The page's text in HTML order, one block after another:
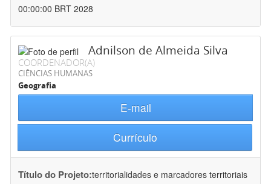
00:00:00 BRT 2028
Adnilson de Almeida Silva
COORDENADOR(A)
CIÊNCIAS HUMANAS
Geografia
E-mail
Currículo
Título do Projeto:territorialidades e marcadores territoriais